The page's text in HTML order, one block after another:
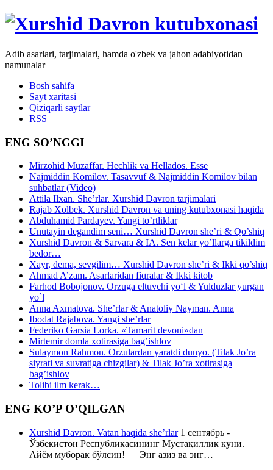
Adib asarlari, tarjimalari, hamda o'zbek va jahon adabiyotidan
namunalar
Bosh sahifa
Sayt xaritasi
Qiziqarli saytlar
RSS
ENG SO’NGGI
Mirzohid Muzaffar. Hechlik va Hellados. Esse
Najmiddin Komilov. Tasavvuf & Najmiddin Komilov bilan
suhbatlar (Video)
Attila Ilxan. She’rlar. Xurshid Davron tarjimalari
Rajab Xolbek. Xurshid Davron va uning kutubxonasi haqida
Abduhamid Pardayev. Yangi to’rtliklar
Unutayin degandim seni… Xurshid Davron she’ri & Qo’shiq
Xurshid Davron & Sarvara & IA. Sen kelar yo’llarga tikildim
bedor…
Xayr, dema, sevgilim… Xurshid Davron she’ri & Ikki qo’shiq
Ahmad A’zam. Asarlaridan fiqralar & Ikki kitob
Farhod Bobojonov. Orzuga eltuvchi yo‘l & Yulduzlar yurgan
yo`l
Anna Axmatova. She’rlar & Anatoliy Nayman. Anna
Ibodat Rajabova. Yangi she’rlar
Federiko Garsia Lorka. «Tamarit devoni»dan
Mirtemir domla xotirasiga bag’ishlov
Sulaymon Rahmon. Orzulardan yaratdi dunyo. (Tilak Jo’ra
siyrati va suvratiga chizgilar) & Tilak Jo’ra xotirasiga
bag’ishlov
Tolibi ilm kerak…
ENG KO’P O’QILGAN
Xurshid Davron. Vatan haqida she’rlar1 сентябрь -
Ўзбекистон Республикасининг Мустақиллик куни.
Айём муборак бўлсин! Энг азиз ва энг…